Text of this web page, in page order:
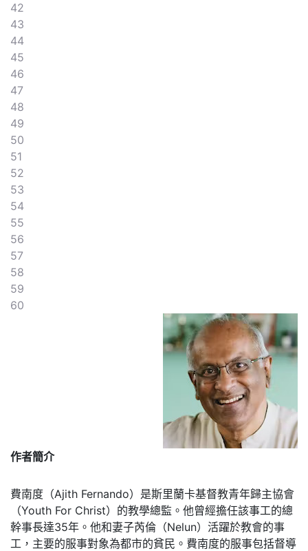
42
43
44
45
46
47
48
49
50
51
52
53
54
55
56
57
58
59
60
作者簡介
費南度（Ajith Fernando）是斯里蘭卡基督教青年歸主協會
（Youth For Christ）的教學總監。他曾經擔任該事工的總
幹事長達35年。他和妻子芮倫（Nelun）活躍於教會的事
工，主要的服事對象為都市的貧民。費南度的服事包括督導